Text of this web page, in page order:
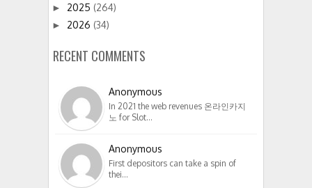
► 2025 (264)
► 2026 (34)
RECENT COMMENTS
Anonymous
In 2021 the web revenues 온라인카지
노 for Slot…
Anonymous
First depositors can take a spin of
thei…